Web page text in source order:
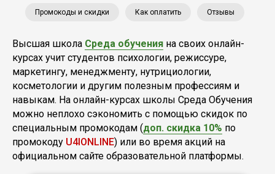
Промокоды и скидки Как оплатить Отзывы
Высшая школа Среда обучения на своих онлайн-
курсах учит студентов психологии, режиссуре,
маркетингу, менеджменту, нутрициологии,
косметологии и другим полезным профессиям и
навыкам. На онлайн-курсах школы Среда Обучения
можно неплохо сэкономить с помощью скидок по
специальным промокодам (доп. скидка 10% по
промокоду U4IONLINE) или во время акций на
официальном сайте образовательной платформы.